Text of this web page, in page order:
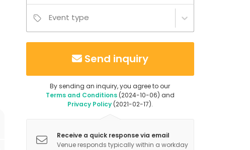
Event type
Send inquiry
By sending an inquiry, you agree to our
Terms and Conditions(2024-10-06) and
Privacy Policy(2021-02-17).
Receive a quick response via email
Venue responds typically within a workday